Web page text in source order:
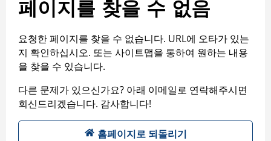
페이지를 찾을 수 없음
요청한 페이지를 찾을 수 없습니다. URL에 오타가 있는
지 확인하십시오. 또는 사이트맵을 통하여 원하는 내용
을 찾을 수 있습니다.
다른 문제가 있으신가요? 아래 이메일로 연락해주시면
회신드리겠습니다. 감사합니다!
홈페이지로 되돌리기